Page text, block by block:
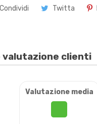
Condividi Twitta
valutazione clienti
Valutazione media